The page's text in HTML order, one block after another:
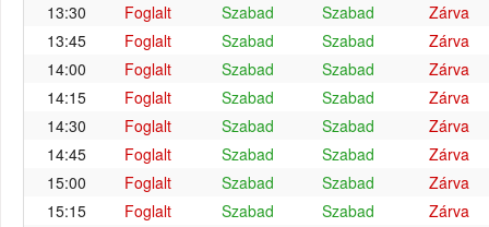
13:30
Foglalt Szabad Szabad
Zárva
13:45
Foglalt Szabad Szabad
Zárva
14:00
Foglalt Szabad Szabad
Zárva
14:15
Foglalt Szabad Szabad
Zárva
14:30
Foglalt Szabad Szabad
Zárva
14:45
Foglalt Szabad Szabad
Zárva
15:00
Foglalt Szabad Szabad
Zárva
15:15
Foglalt Szabad Szabad
Zárva